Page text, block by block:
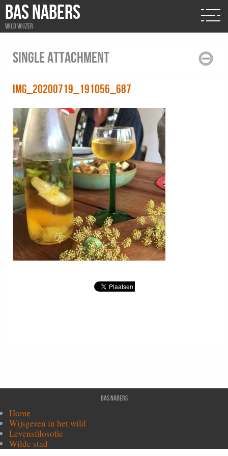
BAS NABERS
Wild wijzer
Single attachment
IMG_20200719_191056_687
Bas Nabers
Home
Wijsgeren in het wild
Levensfilosofie
Wilde stad